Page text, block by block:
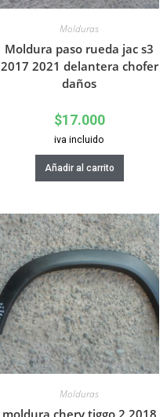
Molduras
Moldura paso rueda jac s3
2017 2021 delantera chofer
daños
$17.000
iva incluido
Añadir al carrito
Molduras